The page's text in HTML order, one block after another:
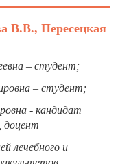
В.В., Пересецкая
– студент;
– студент;
- кандидат
доцент
лечебного и